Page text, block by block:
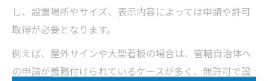
し、設置場所やサイズ、表示内容によっては申請や許可
取得が必要となります。
例えば、屋外サインや大型看板の場合は、管轄自治体へ
の申請が義務付けられているケースが多く、無許可で設